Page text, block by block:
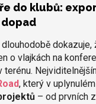
do klubů:
dokazuje,
o vlajkách na
terénu.
, který v
– od prvních